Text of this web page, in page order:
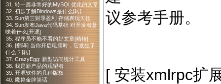
31. 转一篇非常好的MySQL优化的文章
32. 初步了解Bindows是什么[转]
33. Sun第三财季盈利 存储表现欠佳
34. Sun发布Java代码基础 对开发者意
味着什么[开源]
35. 程序员不能不看的好文章[精转]
36. [翻译] 当你开启电脑时，它发生了
什么？[转]
37. CrazyEgg: 新型访问统计工具
38. 我是新产品的观望者
39. 开源软件的几种版权
40. 魔兽金牌笑话
议参考手册。
[ 安装xmlrpc扩